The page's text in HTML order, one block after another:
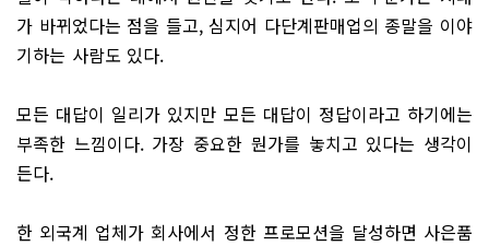
가 바뀌었다는 점을 들고, 심지어 다단계판매업의 종말을 이야
기하는 사람도 있다.
모든 대답이 일리가 있지만 모든 대답이 정답이라고 하기에는
부족한 느낌이다. 가장 중요한 뭔가를 놓치고 있다는 생각이
든다.
한 외국계 업체가 회사에서 정한 프로모션을 달성하면 사은품